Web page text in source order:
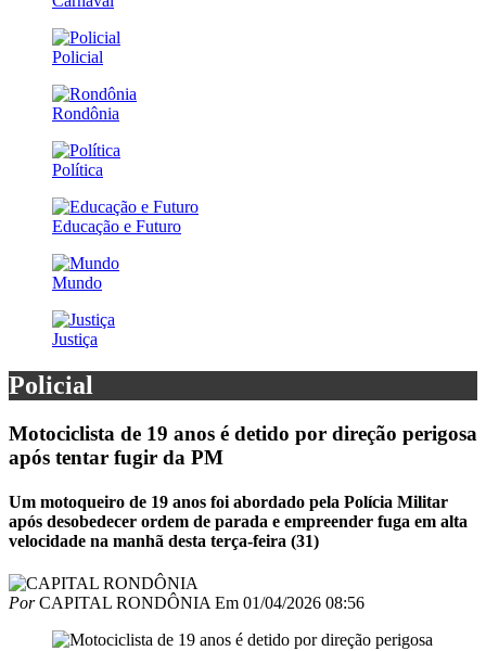
Policial
Rondônia
Política
Educação e Futuro
Mundo
Justiça
Policial
Motociclista de 19 anos é detido por direção perigosa
após tentar fugir da PM
Um motoqueiro de 19 anos foi abordado pela Polícia Militar
após desobedecer ordem de parada e empreender fuga em alta
velocidade na manhã desta terça-feira (31)
PorCAPITAL RONDÔNIA Em 01/04/2026 08:56